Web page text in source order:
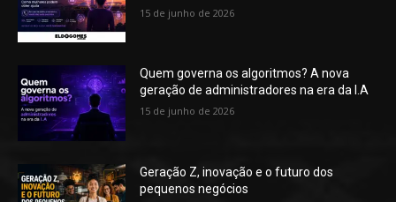
15 de junho de 2026
Quem governa os algoritmos? A nova
geração de administradores na era da I.A
15 de junho de 2026
Geração Z, inovação e o futuro dos
pequenos negócios